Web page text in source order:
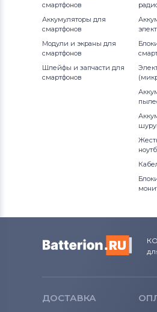
Аккумуляторы для
Аккумуляторы для
Аккумуляторы для
Аккумуляторы для
Аккумуляторы для
Аккумуляторы для
Fujitsu
Аккумуляторы для
смартфонов
Аккумуляторы для
смартфонов
Модули и экраны для
смартфонов
Шлейфы и запчасти для
смартфонов
ДОСТАВКА